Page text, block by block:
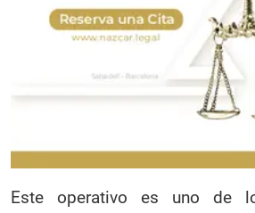
Este operativo es uno de